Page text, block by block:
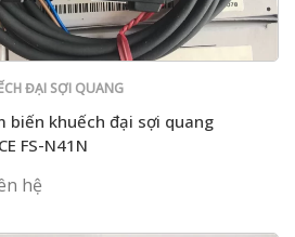
ĐẠI SỢI QUANG
biến khuếch đại sợi quang
FS-N41N
hệ